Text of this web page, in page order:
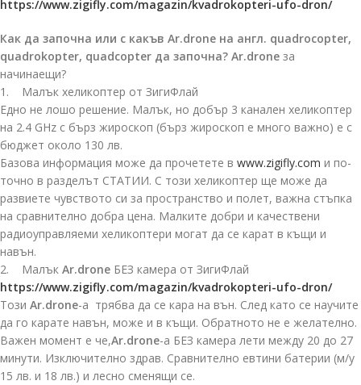
https://www.zigifly.com/magazin/kvadrokopteri-ufo-dron/
Как да започна или с какъв Ar.drone на англ. quadrocopter,
quadrokopter, quadcopter да започна? Ar.drone за
начинаещи?
1. Малък хеликоптер от ЗигиФлай
Едно не лошо решение. Малък, но добър 3 канален хеликоптер
на 2.4 GHz с бърз жироскоп (бърз жироскоп е много важно) е с
бюджет около 130 лв.
Базова информация може да прочетете в www.zigifly.com и по-
точно в разделът СТАТИИ. С този хеликоптер ще може да
развиете чувството си за пространство и полет, важна стъпка
на сравнително добра цена. Малките добри и качествени
радиоуправляеми хеликоптери могат да се карат в къщи и
навън.
2. Малък Ar.drone БЕЗ камера от ЗигиФлай
https://www.zigifly.com/magazin/kvadrokopteri-ufo-dron/
Този Ar.drone-а трябва да се кара на вън. След като се научите
да го карате навън, може и в къщи. Обратното не е желателно.
Важен момент е че,Ar.drone-а БЕЗ камера лети между 20 до 27
минути. Изключително здрав. Сравнително евтини батерии (м/у
15 лв. и 18 лв.) и лесно сменящи се.